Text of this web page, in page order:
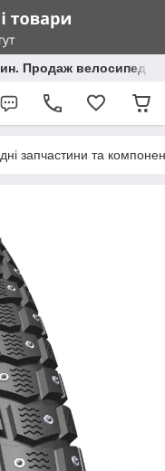
Продаж велосипедів
запчастини та